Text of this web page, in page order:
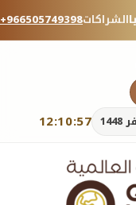
+966505749398الشراكات
12:10:59